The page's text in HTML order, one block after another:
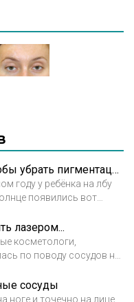
Что предпринять, чтобы убрать пигментацию на лбу у ребенка?
году у ребёнка на лбу
появились вот
появились эти пятна,
Что это может быть ,
строгий контроль
лазером...
косметологи,
по поводу сосудов на
говорила, что уже
лазера, но результат
сосуды
ноге и точечно на лице